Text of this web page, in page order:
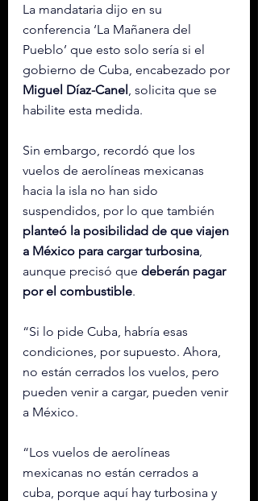
La mandataria dijo en su
conferencia ‘La Mañanera del
Pueblo’ que esto solo sería si el
gobierno de Cuba, encabezado por
Miguel Díaz-Canel , solicita que se
habilite esta medida.
Sin embargo, recordó que los
vuelos de aerolíneas mexicanas
hacia la isla no han sido
suspendidos, por lo que también
planteó la posibilidad de que viajen
a México para cargar turbosina
aunque precisó que deberán pagar
por el combustible.
“Si lo pide Cuba, habría esas
condiciones, por supuesto. Ahora,
no están cerrados los vuelos, pero
pueden venir a cargar, pueden venir
a México.
“Los vuelos de aerolíneas
mexicanas no están cerrados a
cuba, porque aquí hay turbosina y